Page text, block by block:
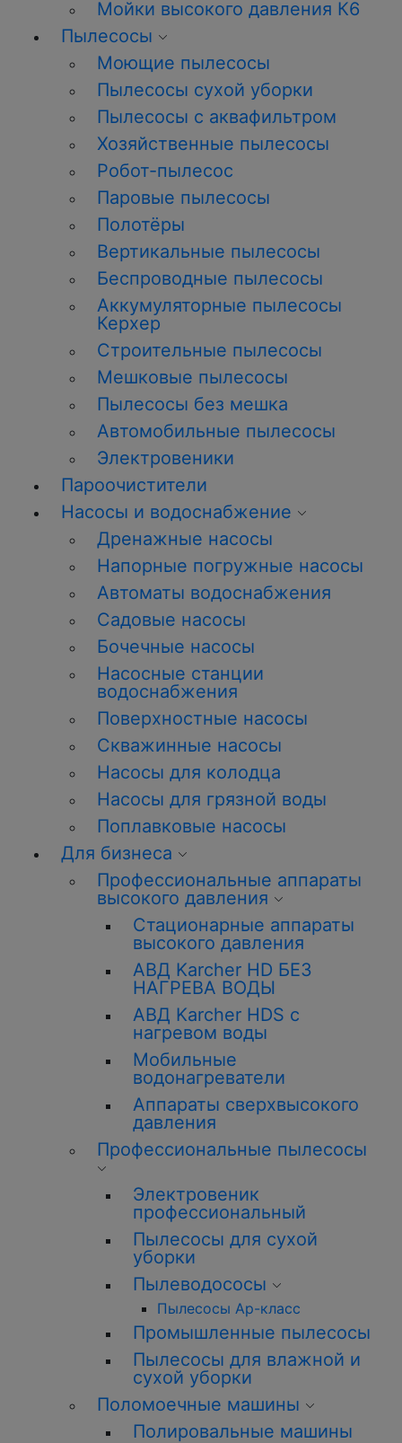
Мойки высокого давления К6
Пылесосы
Моющие пылесосы
Пылесосы сухой уборки
Пылесосы с аквафильтром
Хозяйственные пылесосы
Робот-пылесос
Паровые пылесосы
Полотёры
Вертикальные пылесосы
Беспроводные пылесосы
Аккумуляторные пылесосы
Керхер
Строительные пылесосы
Мешковые пылесосы
Пылесосы без мешка
Автомобильные пылесосы
Электровеники
Пароочистители
Насосы и водоснабжение
Дренажные насосы
Напорные погружные насосы
Автоматы водоснабжения
Садовые насосы
Бочечные насосы
Насосные станции
водоснабжения
Поверхностные насосы
Скважинные насосы
Насосы для колодца
Насосы для грязной воды
Поплавковые насосы
Для бизнеса
Профессиональные аппараты
высокого давления
Стационарные аппараты
высокого давления
АВД Karcher HD БЕЗ
НАГРЕВА ВОДЫ
АВД Karcher HDS с
нагревом воды
Мобильные
водонагреватели
Аппараты сверхвысокого
давления
Профессиональные пылесосы
Электровеник
профессиональный
Пылесосы для сухой
уборки
Пылеводососы
Пылесосы Ар-класс
Промышленные пылесосы
Пылесосы для влажной и
сухой уборки
Поломоечные машины
Полировальные машины